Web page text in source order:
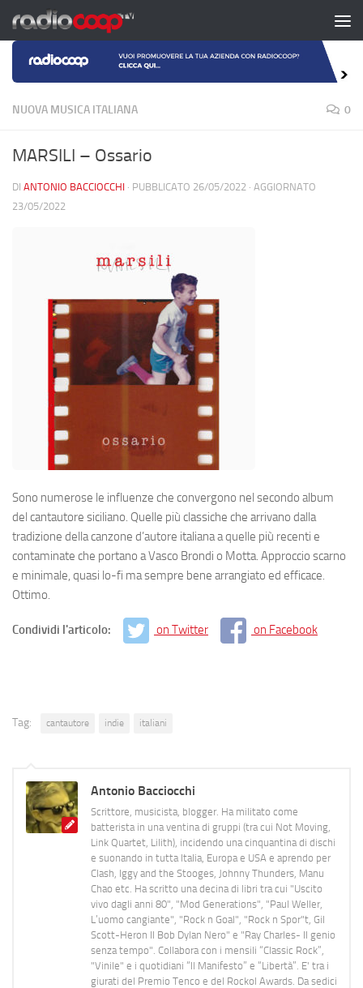
Salta al contenuto
NUOVA MUSICA ITALIANA 0
MARSILI – Ossario
DI ANTONIO BACCIOCCHI · PUBBLICATO 26/05/2022 · AGGIORNATO
23/05/2022
Sono numerose le influenze che convergono nel secondo album
del cantautore siciliano. Quelle più classiche che arrivano dalla
tradizione della canzone d’autore italiana a quelle più recenti e
contaminate che portano a Vasco Brondi o Motta. Approccio scarno
e minimale, quasi lo-fi ma sempre bene arrangiato ed efficace.
Ottimo.
Condividi l'articolo: on Twitter on Facebook
Tag: cantautore indie italiani
Antonio Bacciocchi
Scrittore, musicista, blogger. Ha militato come
batterista in una ventina di gruppi (tra cui Not Moving,
Link Quartet, Lilith), incidendo una cinquantina di dischi
e suonando in tutta Italia, Europa e USA e aprendo per
Clash, Iggy and the Stooges, Johnny Thunders, Manu
Chao etc. Ha scritto una decina di libri tra cui "Uscito
vivo dagli anni 80", "Mod Generations", "Paul Weller,
L’uomo cangiante", "Rock n Goal", "Rock n Spor"t, Gil
Scott-Heron Il Bob Dylan Nero" e "Ray Charles- Il genio
senza tempo". Collabora con i mensili “Classic Rock”,
"Vinile" e i quotidiani “Il Manifesto” e “Libertà”. E' tra i
giurati del Premio Tenco e del Rockol Awards. Da sedici